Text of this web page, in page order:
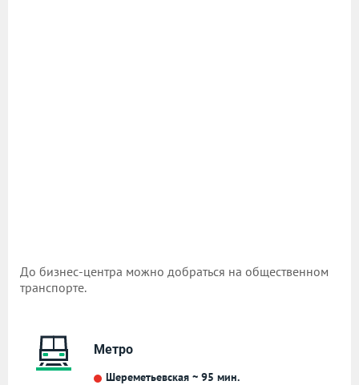
До бизнес-центра можно добраться на общественном
транспорте.
Метро
Шереметьевская ~ 95 мин.